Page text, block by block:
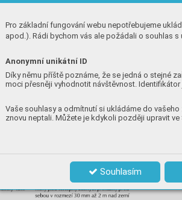
Pro základní fungování webu nepotřebujeme
apod.). Rádi bychom vás ale požádali o souhlas
Anonymní unikátní ID
Díky němu příště poznáme, že se jedná o stejné
moci přesněji vyhodnotit návštěvnost. Identifikátor
Vaše souhlasy a odmítnutí si ukládáme do
znovu neptali. Můžete je kdykoli později upravit
Souhlasím